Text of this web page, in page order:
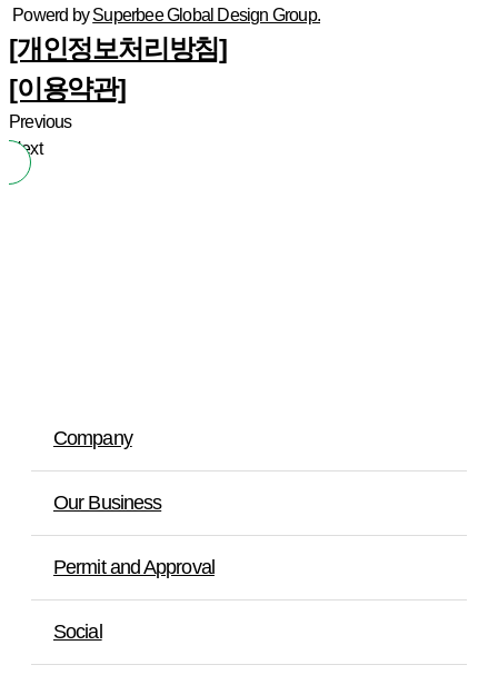
Powerd bySuperbee Global Design Group.
[개인정보처리방침]
[이용약관]
Previous
Next
Company
Our Business
Permit and Approval
Social